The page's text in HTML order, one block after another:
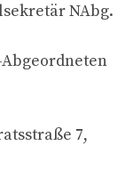
NAbg.
Abgeordneten
7,